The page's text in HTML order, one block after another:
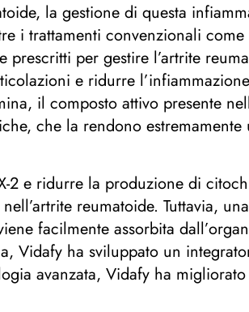
la gestione di questa
i trattamenti convenzionali
per gestire l’artrite
e ridurre
il composto attivo presente
che la rendono
2 e ridurre la produzione di
reumatoide. Tuttavia,
facilmente assorbita
Vidafy ha sviluppato un
avanzata, Vidafy ha